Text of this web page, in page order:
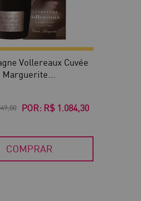
Vollereaux Cuvée
Marguerite...
POR: R$ 1.084,30
COMPRAR